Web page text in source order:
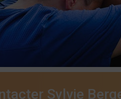
Sylvie